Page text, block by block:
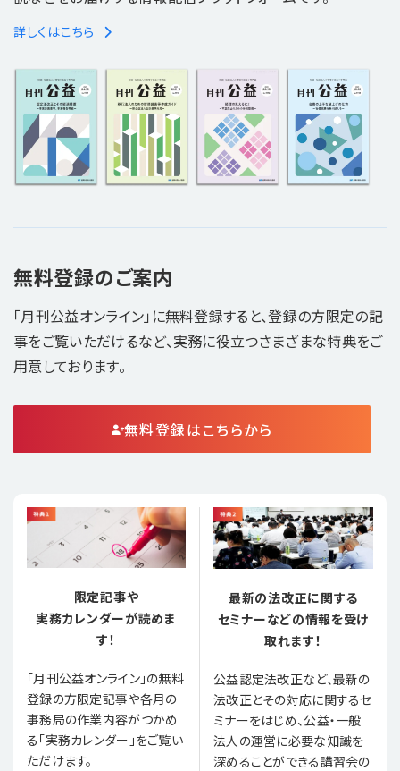
詳しくはこちら
無料登録のご案内
「月刊公益オンライン」に無料登録すると、登録の方限定の記
事をご覧いただけるなど、実務に役立つさまざまな特典をご
用意しております。
無料登録はこちらから
限定記事や
実務カレンダーが読めま
す！
「月刊公益オンライン」の無料
登録の方限定記事や各月の
事務局の作業内容がつかめ
る「実務カレンダー」をご覧い
ただけます。
最新の法改正に関する
セミナーなどの情報を受け
取れます！
公益認定法改正など、最新の
法改正とその対応に関するセ
ミナーをはじめ、公益・一般
法人の運営に必要な知識を
深めることができる講習会の